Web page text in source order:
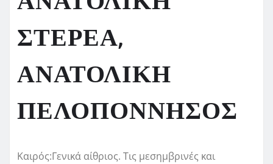
ΣΤΕΡΕΑ,
ΑΝΑΤΟΛΙΚΗ
ΠΕΛΟΠΟΝΝΗΣΟΣ
Καιρός:Γενικά αίθριος. Τις μεσημβρινές και